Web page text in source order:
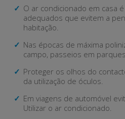
O ar condicionado em casa
adequados que evitem a
habitação.
Nas épocas de máxima
campo, passeios em
Proteger os olhos do
da utilização de óculos.
Em viagens de automóvel
Utilizar o ar condicionado.